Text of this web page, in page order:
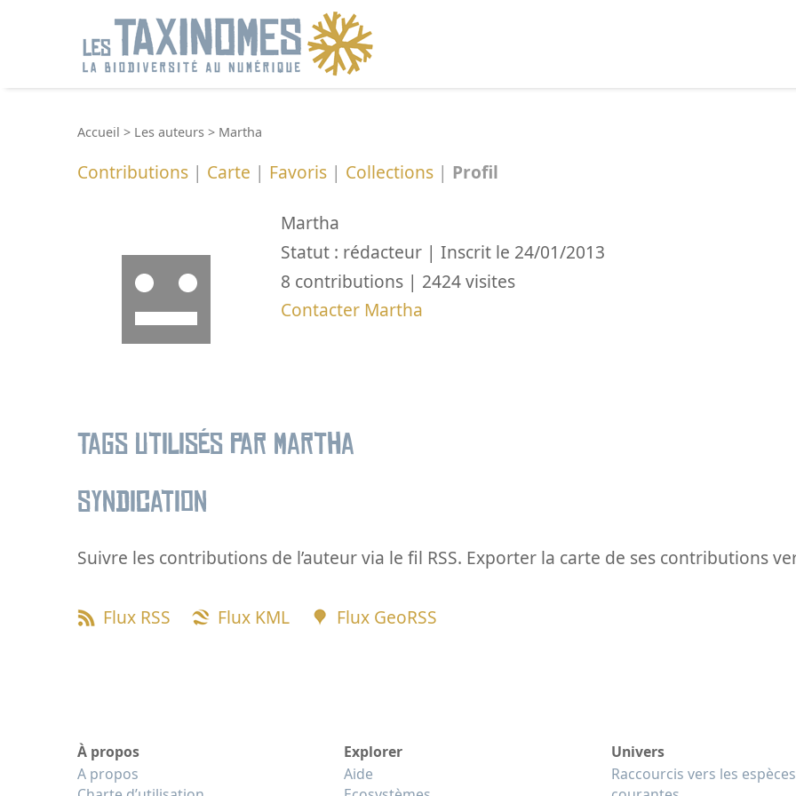
Accueil > Les auteurs > Martha
Contributions | Carte | Favoris | Collections | Profil
Martha
Statut : rédacteur | Inscrit le 24/01/2013
8 contributions | 2424 visites
Contacter Martha
Tags utilisés par Martha
Syndication
Suivre les contributions de l’auteur via le fil RSS. Exporter la carte de ses contributions
Flux RSS Flux KML Flux GeoRSS
À propos
A propos
Explorer
Aide
Univers
Raccourcis vers les espèces